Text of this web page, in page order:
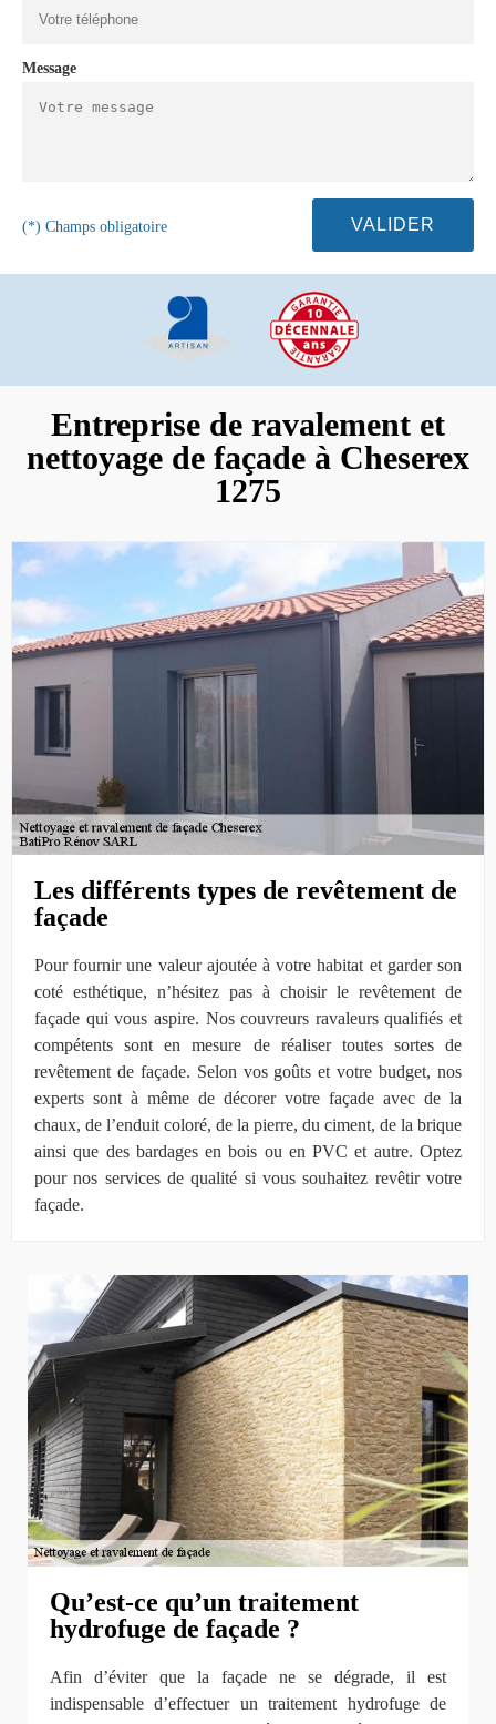
Message
(*) Champs obligatoire
Entreprise de ravalement et
nettoyage de façade à Cheserex
1275
Les différents types de revêtement de
façade
Pour fournir une valeur ajoutée à votre habitat et garder son
coté esthétique, n’hésitez pas à choisir le revêtement de
façade qui vous aspire. Nos couvreurs ravaleurs qualifiés et
compétents sont en mesure de réaliser toutes sortes de
revêtement de façade. Selon vos goûts et votre budget, nos
experts sont à même de décorer votre façade avec de la
chaux, de l’enduit coloré, de la pierre, du ciment, de la brique
ainsi que des bardages en bois ou en PVC et autre. Optez
pour nos services de qualité si vous souhaitez revêtir votre
façade.
Qu’est-ce qu’un traitement
hydrofuge de façade ?
Afin d’éviter que la façade ne se dégrade, il est
indispensable d’effectuer un traitement hydrofuge de